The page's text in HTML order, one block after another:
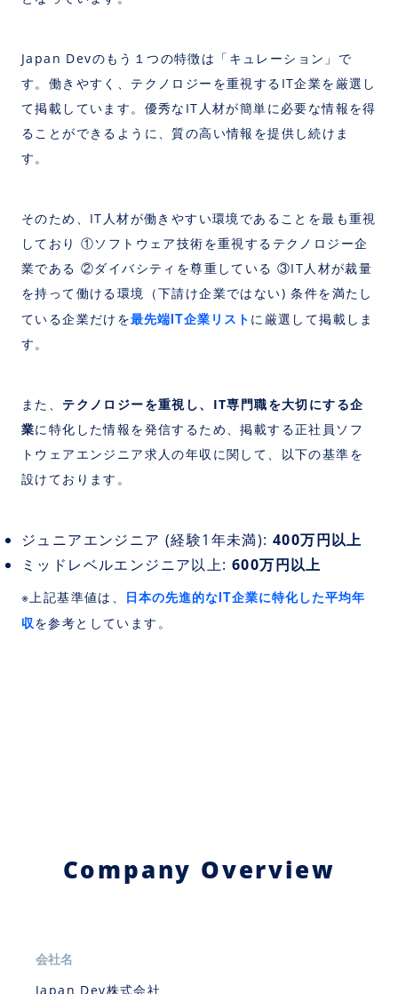
Japan Devのもう１つの特徴は「キュレーション」で
す。働きやすく、テクノロジーを重視するIT企業を厳選し
て掲載しています。優秀なIT人材が簡単に必要な情報を得
ることができるように、質の高い情報を提供し続けま
す。
そのため、IT人材が働きやすい環境であることを最も重視
しており ①ソフトウェア技術を重視するテクノロジー企
業である ②ダイバシティを尊重している ③IT人材が裁量
を持って働ける環境（下請け企業ではない) 条件を満たし
ている企業だけを最先端IT企業リスト に厳選して掲載しま
す。
また、 テクノロジーを重視し、IT専門職を大切にする企
業に特化した情報を発信するため、掲載する正社員ソフ
トウェアエンジニア求人の年収に関して、以下の基準を
設けております。
ジュニアエンジニア (経験1年未満):400万円以上
ミッドレベルエンジニア以上: 600万円以上
※上記基準値は、 日本の先進的なIT企業に特化した平均年
収を参考としています。
Company Overview
会社名
Japan Dev株式会社